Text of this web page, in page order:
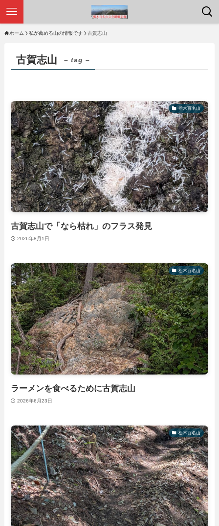
ホーム 私が薦める山の情報です 古賀志山
古賀志山 – tag –
栃木百名山
古賀志山で「なら枯れ」のフラス発見
2026年8月1日
栃木百名山
ラーメンを食べるために古賀志山
2026年6月23日
栃木百名山